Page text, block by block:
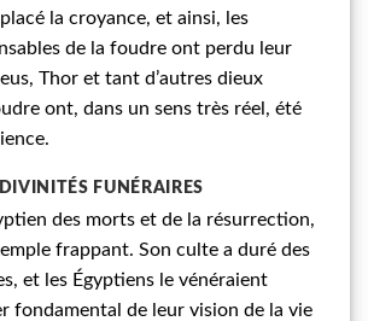
la croyance, et ainsi, les
de la foudre ont perdu leur
Thor et tant d’autres dieux
ont, dans un sens très réel, été
FUNÉRAIRES
des morts et de la résurrection,
frappant. Son culte a duré des
et les Égyptiens le vénéraient
fondamental de leur vision de la vie